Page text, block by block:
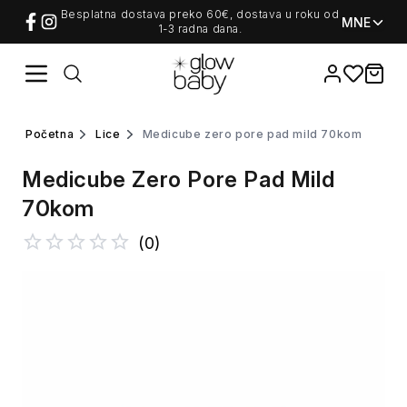
Besplatna dostava preko 60€, dostava u roku od
1-3 radna dana.
MNE
Favorites
items
početna lice medicube zero pore pad mild 70kom
Medicube Zero Pore Pad Mild
70kom
(0)